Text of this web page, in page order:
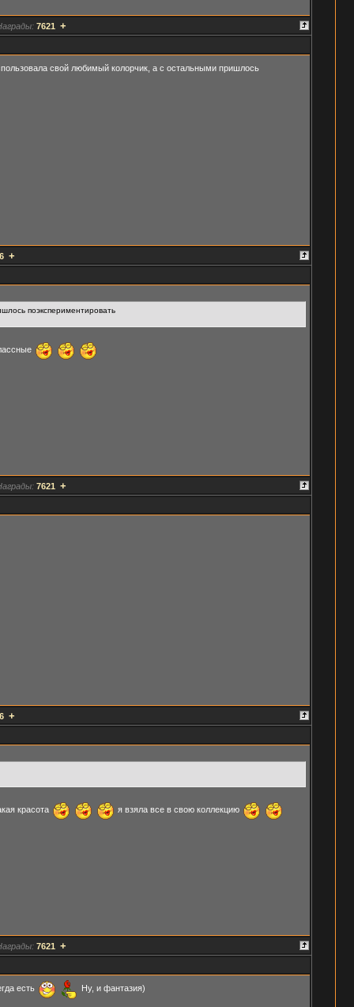
7621 +
свой любимый колорчик, а с остальными пришлось
+
поэкспериментировать
7621 +
+
красота я взяла все в свою коллекцию
7621 +
есть Ну, и фантазия)